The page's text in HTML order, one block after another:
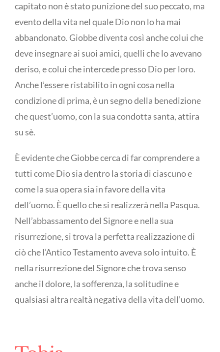
capitato non è stato punizione del suo peccato, ma
evento della vita nel quale Dio non lo ha mai
abbandonato. Giobbe diventa così anche colui che
deve insegnare ai suoi amici, quelli che lo avevano
deriso, e colui che intercede presso Dio per loro.
Anche l’essere ristabilito in ogni cosa nella
condizione di prima, è un segno della benedizione
che quest’uomo, con la sua condotta santa, attira
su sè.
È evidente che Giobbe cerca di far comprendere a
tutti come Dio sia dentro la storia di ciascuno e
come la sua opera sia in favore della vita
dell’uomo. È quello che si realizzerà nella Pasqua.
Nell’abbassamento del Signore e nella sua
risurrezione, si trova la perfetta realizzazione di
ciò che l’Antico Testamento aveva solo intuito. È
nella risurrezione del Signore che trova senso
anche il dolore, la sofferenza, la solitudine e
qualsiasi altra realtà negativa della vita dell’uomo.